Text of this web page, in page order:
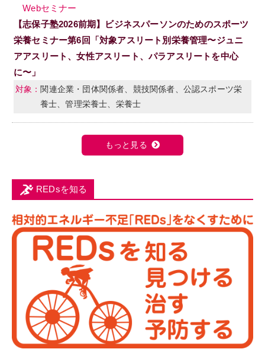
Webセミナー
【志保子塾2026前期】ビジネスパーソンのためのスポーツ
栄養セミナー第6回「対象アスリート別栄養管理〜ジュニ
アアスリート、女性アスリート、パラアスリートを中心
に〜」
関連企業・団体関係者、競技関係者、公認スポーツ栄
養士、管理栄養士、栄養士
もっと見る
REDsを知る